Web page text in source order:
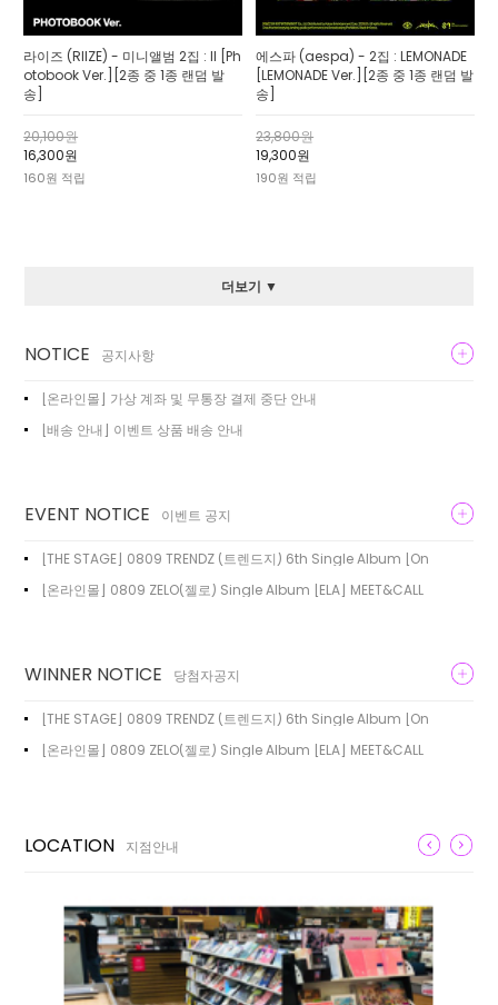
라이즈 (RIIZE) - 미니앨범 2집 : II [Ph
otobook Ver.][2종 중 1종 랜덤 발
송]
20,100원
16,300원
160원 적립
에스파 (aespa) - 2집 : LEMONADE
[LEMONADE Ver.][2종 중 1종 랜덤 발
송]
23,800원
19,300원
190원 적립
더보기 ▼
NOTICE 공지사항
[온라인몰] 가상 계좌 및 무통장 결제 중단 안내
[배송 안내] 이벤트 상품 배송 안내
EVENT NOTICE 이벤트 공지
[THE STAGE] 0809 TRENDZ (트렌드지) 6th Single Album [On
[온라인몰] 0809 ZELO(젤로) Single Album [ELA] MEET&CALL
WINNER NOTICE 당첨자공지
[THE STAGE] 0809 TRENDZ (트렌드지) 6th Single Album [On
[온라인몰] 0809 ZELO(젤로) Single Album [ELA] MEET&CALL
LOCATION 지점안내